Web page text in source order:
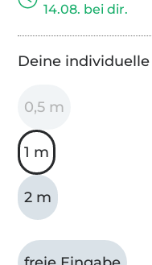
14.08. bei dir.
Deine
0,5 m
1 m
2 m